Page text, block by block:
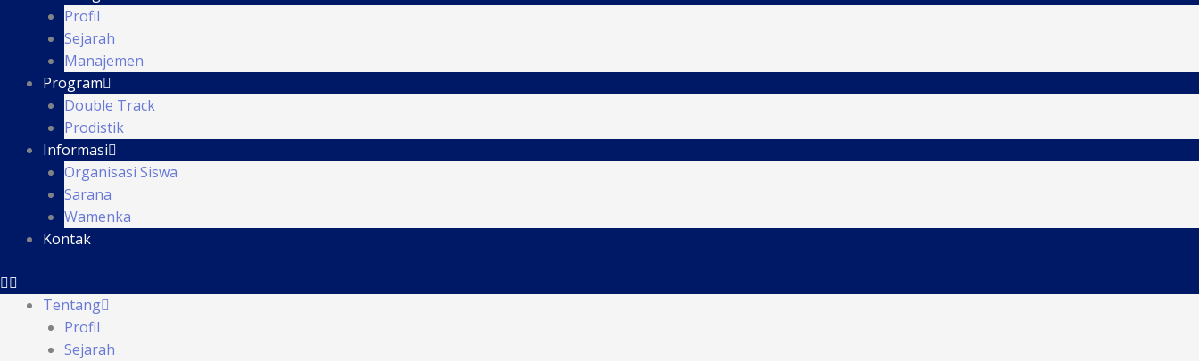
Profil
Sejarah
Manajemen
Program
Double Track
Prodistik
Informasi
Organisasi Siswa
Sarana
Wamenka
Kontak
Tentang
Profil
Sejarah